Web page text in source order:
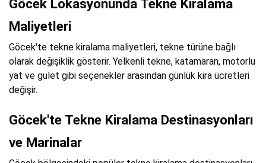
Göcek Lokasyonunda Tekne Kiralama
Maliyetleri
Göcek'te tekne kiralama maliyetleri, tekne türüne bağlı
olarak değişiklik gösterir. Yelkenli tekne, katamaran, motorlu
yat ve gulet gibi seçenekler arasından günlük kira ücretleri
değişir.
Göcek'te Tekne Kiralama Destinasyonları
ve Marinalar